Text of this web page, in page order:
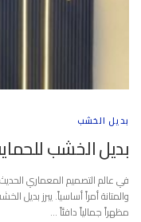
بديل الخشب
بديل الخشب
في عالم التصميم المعماري
مظهراً جمالياً دافئاً …